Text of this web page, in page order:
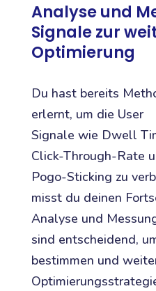
Analyse und
Signale zur
Optimierung
Du hast bereits
erlernt, um die User
Signale wie Dwell
Click-Through-Rate
Pogo-Sticking zu
misst du deinen
Analyse und
sind entscheidend,
bestimmen und